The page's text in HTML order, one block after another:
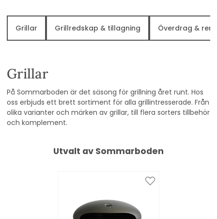
Grillar Grillredskap & tillagning Överdrag &
Grillar
På Sommarboden är det säsong för grillning året runt. Hos
oss erbjuds ett brett sortiment för alla grillintresserade. Från
olika varianter och märken av grillar, till flera sorters tillbehör
och komplement.
Utvalt av Sommarboden